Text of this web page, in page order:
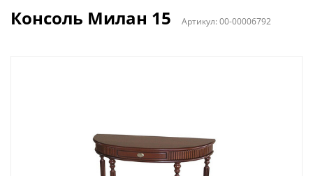
Консоль Милан 15 Артикул:00-00006792